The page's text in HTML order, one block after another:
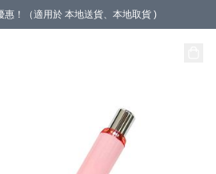
！（適用於 本地送貨、本地取貨 )